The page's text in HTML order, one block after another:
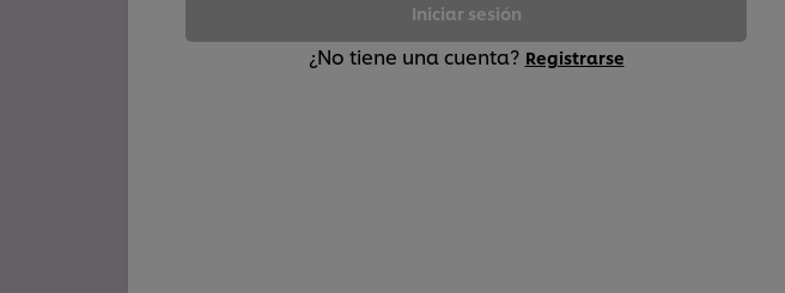
Iniciar sesión
¿No tiene una cuenta? Registrarse